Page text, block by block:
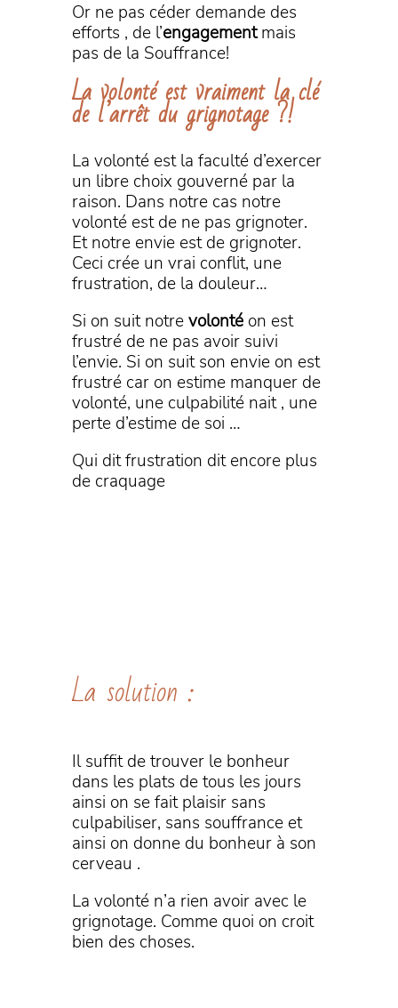
Or ne pas céder demande des
efforts , de l’engagement mais
pas de la Souffrance!
La volonté est vraiment la clé
de l’arrêt du grignotage ?!
La volonté est la faculté d’exercer
un libre choix gouverné par la
raison. Dans notre cas notre
volonté est de ne pas grignoter.
Et notre envie est de grignoter.
Ceci crée un vrai conflit, une
frustration, de la douleur…
Si on suit notre volonté on est
frustré de ne pas avoir suivi
l’envie. Si on suit son envie on est
frustré car on estime manquer de
volonté, une culpabilité nait , une
perte d’estime de soi …
Qui dit frustration dit encore plus
de craquage
La solution :
Il suffit de trouver le bonheur
dans les plats de tous les jours
ainsi on se fait plaisir sans
culpabiliser, sans souffrance et
ainsi on donne du bonheur à son
cerveau .
La volonté n’a rien avoir avec le
grignotage. Comme quoi on croit
bien des choses.